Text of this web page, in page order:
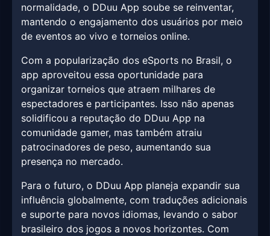
normalidade, o DDuu App soube se reinventar,
mantendo o engajamento dos usuários por meio
de eventos ao vivo e torneios online.
Com a popularização dos eSports no Brasil, o
app aproveitou essa oportunidade para
organizar torneios que atraem milhares de
espectadores e participantes. Isso não apenas
solidificou a reputação do DDuu App na
comunidade gamer, mas também atraiu
patrocinadores de peso, aumentando sua
presença no mercado.
Para o futuro, o DDuu App planeja expandir sua
influência globalmente, com traduções adicionais
e suporte para novos idiomas, levando o sabor
brasileiro dos jogos a novos horizontes. Com